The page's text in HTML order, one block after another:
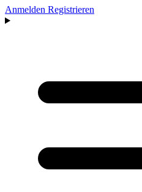
Anmelden Registrieren